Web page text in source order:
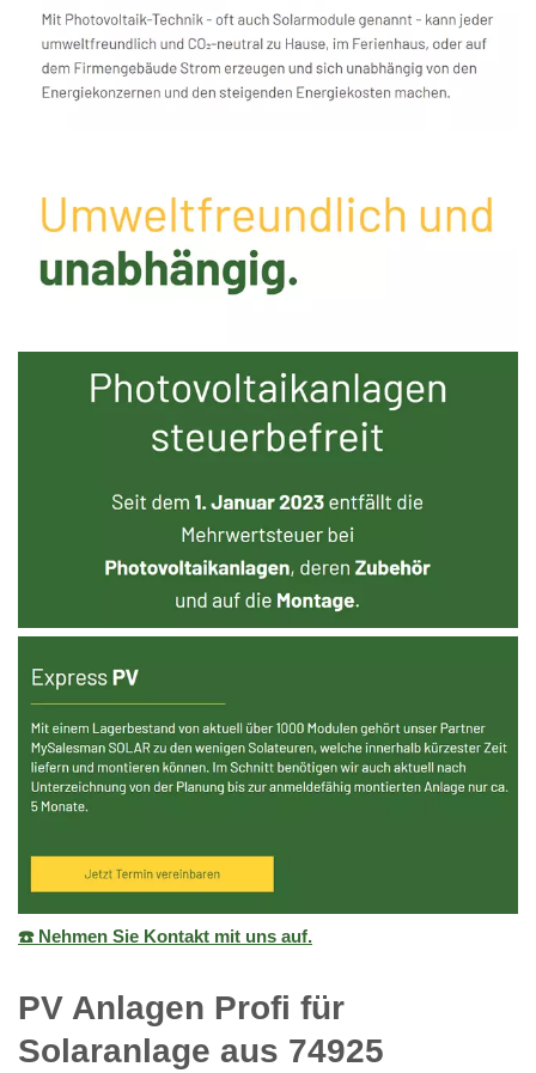
☎️ Nehmen Sie Kontakt mit uns auf.
PV Anlagen Profi für
Solaranlage aus 74925